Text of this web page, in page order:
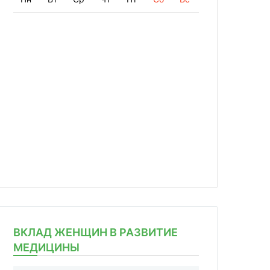
ВКЛАД ЖЕНЩИН В РАЗВИТИЕ
МЕДИЦИНЫ